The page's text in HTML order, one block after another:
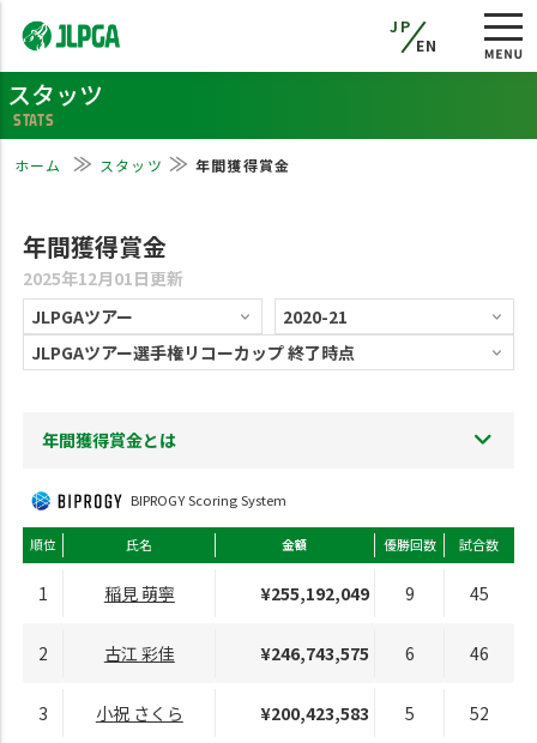
JP
EN
スタッツ
STATS
ホーム スタッツ 年間獲得賞金
年間獲得賞金
2025年12月01日更新
年間獲得賞金とは
BIPROGY Scoring System
順位 氏名 金額 優勝回数 試合数
1 稲見 萌寧 ¥255,192,049 9 45
2 古江 彩佳 ¥246,743,575 6 46
3 小祝 さくら ¥200,423,583 5 52